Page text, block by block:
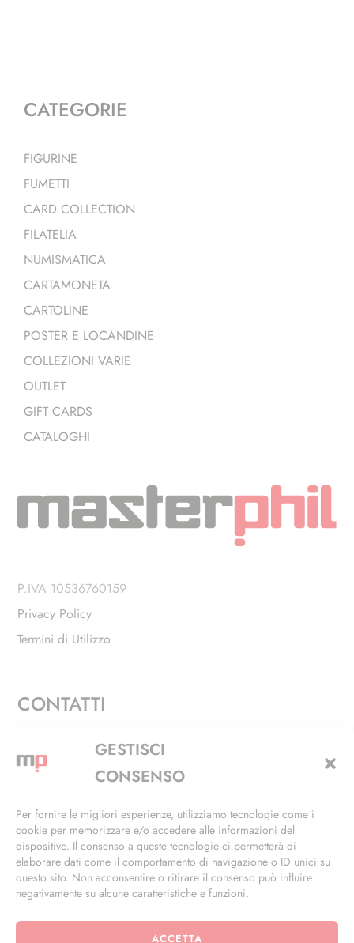
GESTISCI
CONSENSO
Per fornire le migliori esperienze, utilizziamo tecnologie come i
cookie per memorizzare e/o accedere alle informazioni del
dispositivo. Il consenso a queste tecnologie ci permetterà di
elaborare dati come il comportamento di navigazione o ID unici su
questo sito. Non acconsentire o ritirare il consenso può influire
negativamente su alcune caratteristiche e funzioni.
ACCETTA
CATEGORIE
FIGURINE
FUMETTI
CARD COLLECTION
FILATELIA
NUMISMATICA
CARTAMONETA
CARTOLINE
POSTER E LOCANDINE
COLLEZIONI VARIE
OUTLET
GIFT CARDS
CATALOGHI
P.IVA 10536760159
Privacy Policy
Termini di Utilizzo
CONTATTI
Via Alfieri, 27 - Trezzano Sul Naviglio (MI)
+39 02 4846 3155
info@masterphil.it